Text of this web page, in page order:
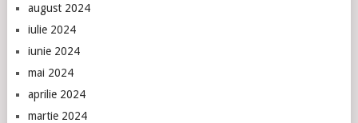
august 2024
iulie 2024
iunie 2024
mai 2024
aprilie 2024
martie 2024